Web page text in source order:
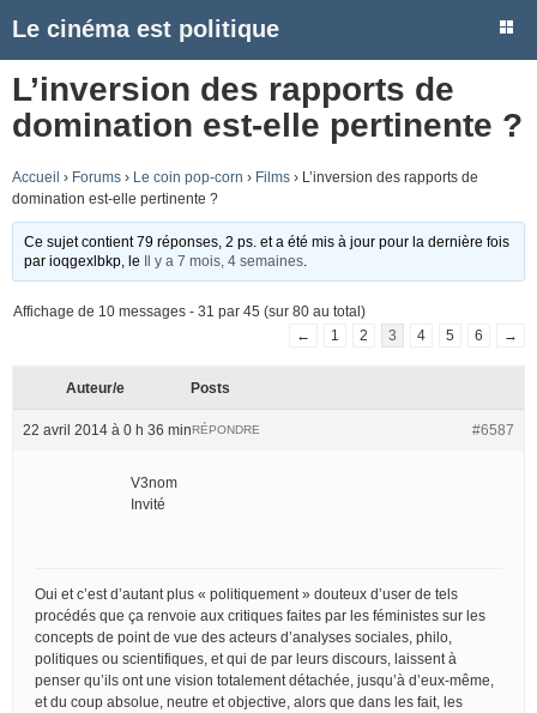
Le cinéma est politique
L’inversion des rapports de
domination est-elle pertinente ?
Accueil › Forums › Le coin pop-corn › Films › L’inversion des rapports de
domination est-elle pertinente ?
Ce sujet contient 79 réponses, 2 ps. et a été mis à jour pour la dernière fois
parioqgexlbkp , le Il y a 7 mois, 4 semaines
Affichage de 10 messages - 31 par 45 (sur 80 au total)
←
1 2 3 4 5 6 →
Auteur/e Posts
22 avril 2014 à 0 h 36 min #6587
RÉPONDRE
V3nom
Invité
Oui et c’est d’autant plus « politiquement » douteux d’user de tels
procédés que ça renvoie aux critiques faites par les féministes sur les
concepts de point de vue des acteurs d’analyses sociales, philo,
politiques ou scientifiques, et qui de par leurs discours, laissent à
penser qu’ils ont une vision totalement détachée, jusqu’à d’eux-même,
et du coup absolue, neutre et objective, alors que dans les fait, les